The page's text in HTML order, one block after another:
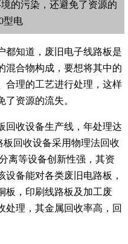
的污染，还避免了资源的
电
知道，废旧电子线路板是
混合物构成，要想将其中的
合理的工艺进行处理，这样
资源的流失。
收设备生产线，年处理达
板回收设备采用物理法回收
离等设备创新性强，其资
备能对各类废旧电路板，
板，印刷线路板及加工废
处理，其金属回收率高，回